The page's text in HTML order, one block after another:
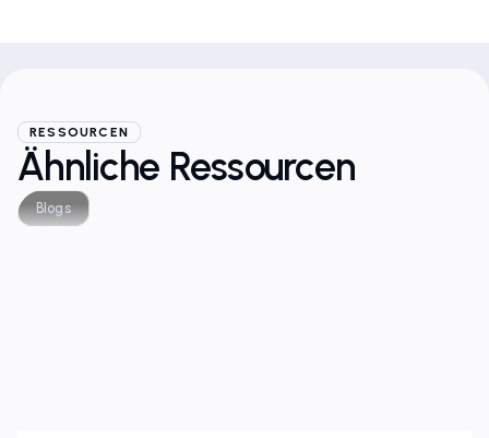
RESSOURCEN
Ähnliche Ressourcen
Blogs